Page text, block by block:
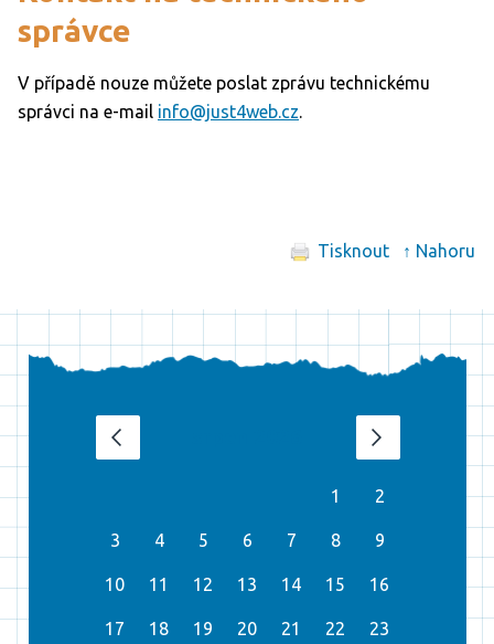
správce
V případě nouze můžete poslat zprávu technickému
správci na e-mail info@just4web.cz
Tisknout ↑ Nahoru
1 2
3 4 5 6 7 8 9
10 11 12 13 14 15 16
17 18 19 20 21 22 23